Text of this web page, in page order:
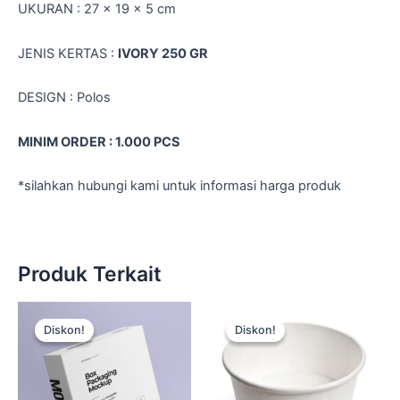
UKURAN : 27 x 19 x 5 cm
JENIS KERTAS : IVORY 250 GR
DESIGN : Polos
MINIM ORDER : 1.000 PCS
*silahkan hubungi kami untuk informasi harga produk
Produk Terkait
Diskon!
Diskon!aslinya
adalah:
Rp15.000.
saat
adalah:
Rp12.500.
Diskon!
Diskon!aslinya
adalah:
saat
Rp12.500.